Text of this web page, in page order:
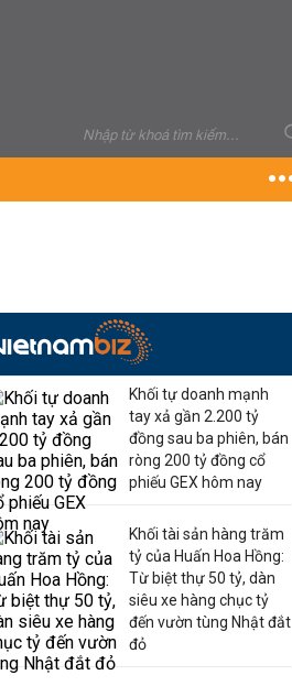
Khối tự doanh mạnh
tay xả gần 2.200 tỷ
đồng sau ba phiên, bán
ròng 200 tỷ đồng cổ
phiếu GEX hôm nay
Khối tài sản hàng trăm
tỷ của Huấn Hoa Hồng:
Từ biệt thự 50 tỷ, dàn
siêu xe hàng chục tỷ
đến vườn tùng Nhật đắt
đỏ